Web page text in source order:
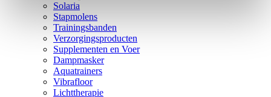
Solaria
Stapmolens
Trainingsbanden
Verzorgingsproducten
Supplementen en Voer
Dampmasker
Aquatrainers
Vibrafloor
Lichttherapie